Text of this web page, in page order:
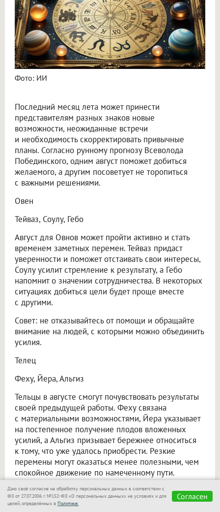
Фото: ИИ
Последний месяц лета может принести
представителям разных знаков новые
возможности, неожиданные встречи
и необходимость скорректировать привычные
планы. Согласно рунному прогнозу Всеволода
Побединского, одним август поможет добиться
желаемого, а другим посоветует не торопиться
с важными решениями.
Овен
Тейваз, Соулу, Гебо
Август для Овнов может пройти активно и стать
временем заметных перемен. Тейваз придаст
уверенности и поможет отстаивать свои интересы,
Соулу усилит стремление к результату, а Гебо
напомнит о значении сотрудничества. В некоторых
ситуациях добиться цели будет проще вместе
с другими.
Совет: не отказывайтесь от помощи и обращайте
внимание на людей, с которыми можно объединить
усилия.
Телец
Феху, Йера, Альгиз
Тельцы в августе смогут почувствовать результаты
своей предыдущей работы. Феху связана
с материальными возможностями, Йера указывает
на постепенное получение плодов вложенных
усилий, а Альгиз призывает бережнее относиться
к тому, что уже удалось приобрести. Резкие
перемены могут оказаться менее полезными, чем
спокойное движение по намеченному пути.
Совет: не меняйте планы без веской причины
и позвольте начатым делам прийти к завершению.
Даю своё согласие на обработку персональных данных в соответствии с
ФЗ от 27.07.2006 г. №152-ФЗ «О персональных данных» на условиях и для
целей, определённых в Политике.
Согласен